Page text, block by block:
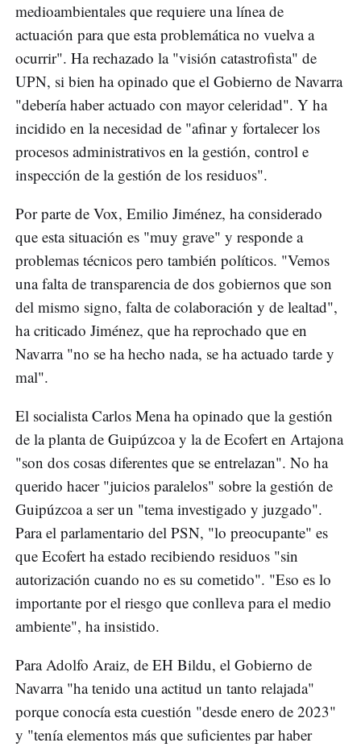
medioambientales que requiere una línea de
actuación para que esta problemática no vuelva a
ocurrir". Ha rechazado la "visión catastrofista" de
UPN, si bien ha opinado que el Gobierno de Navarra
"debería haber actuado con mayor celeridad". Y ha
incidido en la necesidad de "afinar y fortalecer los
procesos administrativos en la gestión, control e
inspección de la gestión de los residuos".
Por parte de Vox, Emilio Jiménez, ha considerado
que esta situación es "muy grave" y responde a
problemas técnicos pero también políticos. "Vemos
una falta de transparencia de dos gobiernos que son
del mismo signo, falta de colaboración y de lealtad",
ha criticado Jiménez, que ha reprochado que en
Navarra "no se ha hecho nada, se ha actuado tarde y
mal".
El socialista Carlos Mena ha opinado que la gestión
de la planta de Guipúzcoa y la de Ecofert en Artajona
"son dos cosas diferentes que se entrelazan". No ha
querido hacer "juicios paralelos" sobre la gestión de
Guipúzcoa a ser un "tema investigado y juzgado".
Para el parlamentario del PSN, "lo preocupante" es
que Ecofert ha estado recibiendo residuos "sin
autorización cuando no es su cometido". "Eso es lo
importante por el riesgo que conlleva para el medio
ambiente", ha insistido.
Para Adolfo Araiz, de EH Bildu, el Gobierno de
Navarra "ha tenido una actitud un tanto relajada"
porque conocía esta cuestión "desde enero de 2023"
y "tenía elementos más que suficientes par haber